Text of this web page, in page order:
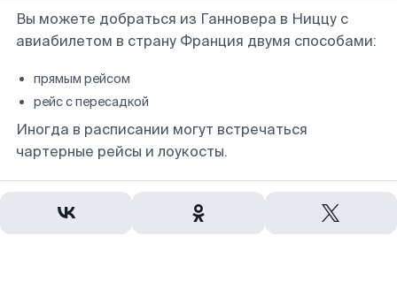
Вы можете добраться из Ганновера в Ниццу с
авиабилетом в страну Франция двумя способами:
прямым рейсом
рейс с пересадкой
Иногда в расписании могут встречаться
чартерные рейсы и лоукосты.